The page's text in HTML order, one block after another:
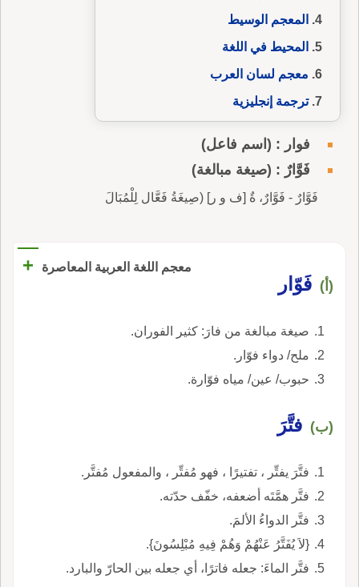
المعجم الوسيط
المحيط في اللغة
معجم لسان العرب
ترجمة إنجليزية
فوار : (اسم فاعل)
فَوَّارٌ : (صيغة مبالغة)
فَوَّارٌ - فَوَّارٌ، ةٌ [ف و ر] (صِيغَةُ فَعَّال لِلْمُبَالَ
معجم اللغة العربية المعاصرة +
(أ) فَوّار
صيغة مبالغة من فارَ: كثير الفوران.
ملح/ دواء فوّار.
حبوب/ عين/ مياه فوّارة.
(ب) فتَّرَ
فتَّرَ يفتِّر ، تفتيرًا ، فهو مُفتِّر ، والمفعول مُفتَّر.
فتَّر همَّتَه أضعفه، خفّف حدّته.
فتَّر الدواءُ الألمَ.
{لاَ يُفَتَّرُ عَنْهُمْ وَهُمْ فِيهِ مُبْلِسُونَ}.
فتَّر الماءَ: جعله فاترًا، أي جعله بين الحارّ والبارد.